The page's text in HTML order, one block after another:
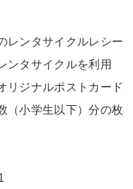
レンタサイクルレシー
ンタサイクルを利用
リジナルポストカード
（小学生以下）分の枚